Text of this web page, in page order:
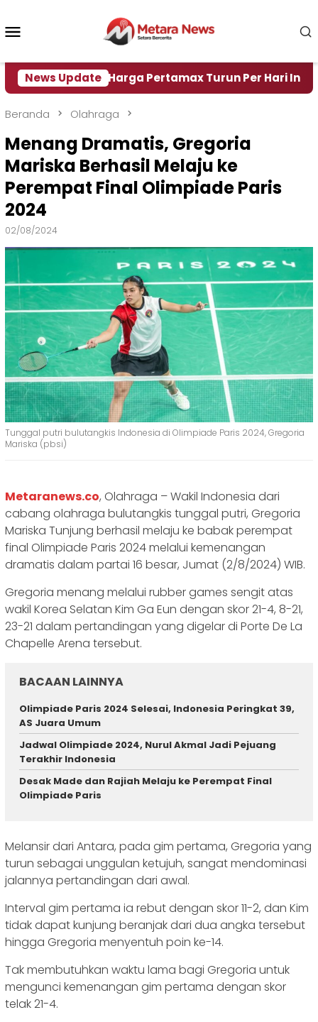
konten
News Update
Harga Pertamax Turun Per Hari Ini, Segini
Beranda Olahraga
Menang Dramatis, Gregoria
Mariska Berhasil Melaju ke
Perempat Final Olimpiade Paris
2024
02/08/2024
Tunggal putri bulutangkis Indonesia di Olimpiade Paris 2024, Gregoria
Mariska (pbsi)
Metaranews.co, Olahraga – Wakil Indonesia dari
cabang olahraga bulutangkis tunggal putri, Gregoria
Mariska Tunjung berhasil melaju ke babak perempat
final Olimpiade Paris 2024 melalui kemenangan
dramatis dalam partai 16 besar, Jumat (2/8/2024) WIB.
Gregoria menang melalui rubber games sengit atas
wakil Korea Selatan Kim Ga Eun dengan skor 21-4, 8-21,
23-21 dalam pertandingan yang digelar di Porte De La
Chapelle Arena tersebut.
BACAAN LAINNYA
Olimpiade Paris 2024 Selesai, Indonesia Peringkat 39,
AS Juara Umum
Jadwal Olimpiade 2024, Nurul Akmal Jadi Pejuang
Terakhir Indonesia
Desak Made dan Rajiah Melaju ke Perempat Final
Olimpiade Paris
Melansir dari Antara, pada gim pertama, Gregoria yang
turun sebagai unggulan ketujuh, sangat mendominasi
jalannya pertandingan dari awal.
Interval gim pertama ia rebut dengan skor 11-2, dan Kim
tidak dapat kunjung beranjak dari dua angka tersebut
hingga Gregoria menyentuh poin ke-14.
Tak membutuhkan waktu lama bagi Gregoria untuk
mengunci kemenangan gim pertama dengan skor
telak 21-4.